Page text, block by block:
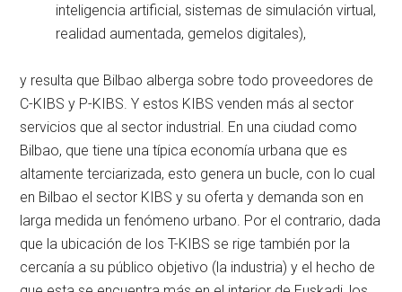
inteligencia artificial, sistemas de simulación virtual,
realidad aumentada, gemelos digitales),
y resulta que Bilbao alberga sobre todo proveedores de
C-KIBS y P-KIBS. Y estos KIBS venden más al sector
servicios que al sector industrial. En una ciudad como
Bilbao, que tiene una típica economía urbana que es
altamente terciarizada, esto genera un bucle, con lo cual
en Bilbao el sector KIBS y su oferta y demanda son en
larga medida un fenómeno urbano. Por el contrario, dada
que la ubicación de los T-KIBS se rige también por la
cercanía a su público objetivo (la industria) y el hecho de